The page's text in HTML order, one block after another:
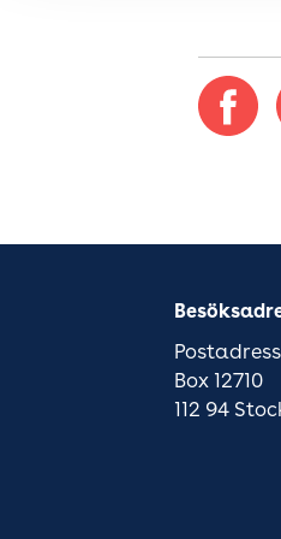
Box 12710
112 94